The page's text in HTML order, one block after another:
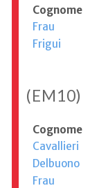
Cognome
Frau
Frigui
(EM10)
Cognome
Cavallieri
Delbuono
Frau